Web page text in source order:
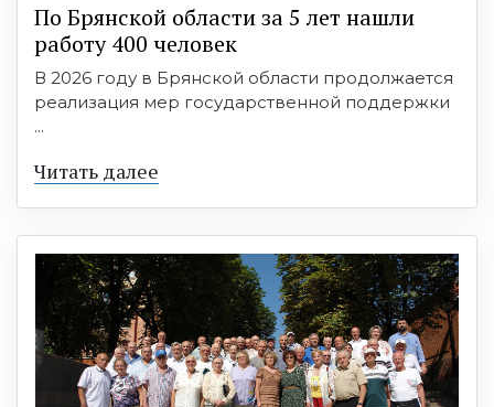
По Брянской области за 5 лет нашли
работу 400 человек
В 2026 году в Брянской области продолжается
реализация мер государственной поддержки
...
Читать далее